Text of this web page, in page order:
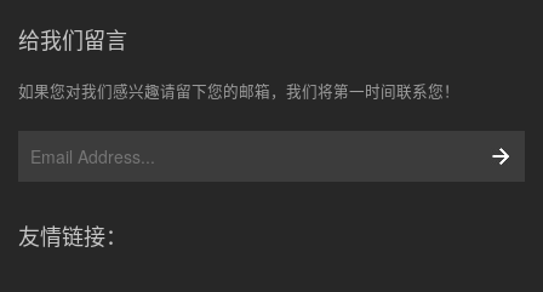
给我们留言
如果您对我们感兴趣请留下您的邮箱，我们将第一时间联系您！
友情链接：